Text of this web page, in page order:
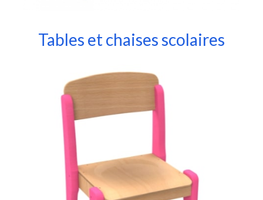
Tables et chaises scolaires